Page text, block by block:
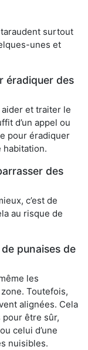
surtout
unes et
éradiquer des
et traiter le
d’un appel ou
pour éradiquer
habitation.
des
c’est de
au risque de
punaises de
les
Toutefois,
alignées. Cela
pour être sûr,
celui d’une
nuisibles.